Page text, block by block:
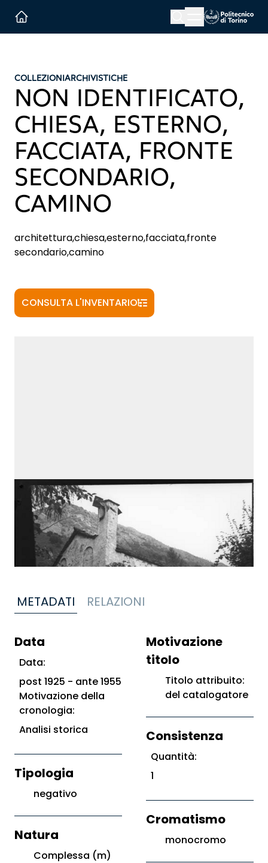
Menu button
COLLEZIONIARCHIVISTICHE
NON IDENTIFICATO,
CHIESA, ESTERNO,
FACCIATA, FRONTE
SECONDARIO,
CAMINO
architettura,chiesa,esterno,facciata,fronte
secondario,camino
CONSULTA L'INVENTARIO
METADATI RELAZIONI
Data
Data:
post 1925 - ante 1955
Motivazione della
cronologia:
Analisi storica
Tipologia
negativo
Natura
Complessa (m)
Motivazione
titolo
Titolo attribuito:
del catalogatore
Consistenza
Quantità:
1
Cromatismo
monocromo